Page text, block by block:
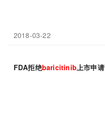
2018-03-22
FDA拒绝baricitinib上市申请